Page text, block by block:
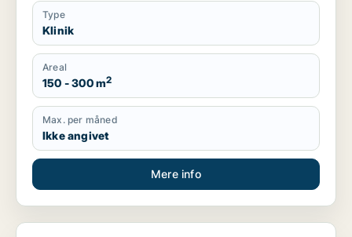
Type
Klinik
Areal
150 - 300 m2
Max. per måned
Ikke angivet
Mere info